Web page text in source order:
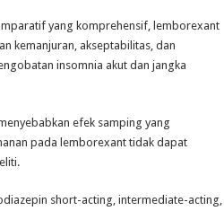
yang komprehensif, lemborexant
kemanjuran, akseptabilitas, dan
insomnia akut dan jangka
efek samping yang
pada lemborexant tidak dapat
short-acting, intermediate-acting,